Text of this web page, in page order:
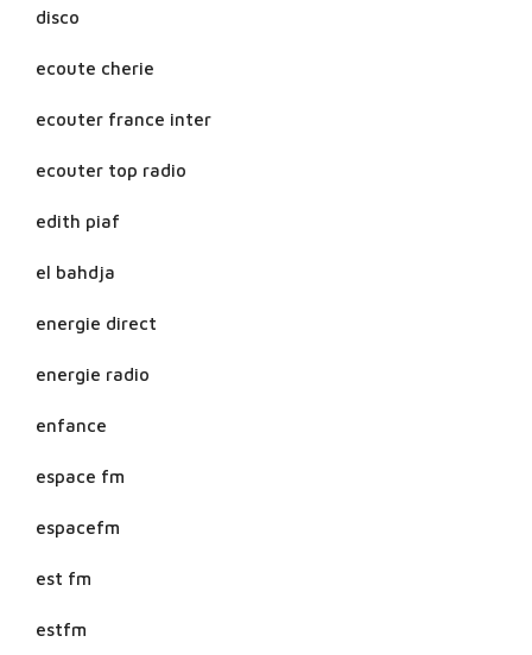
disco
ecoute cherie
ecouter france inter
ecouter top radio
edith piaf
el bahdja
energie direct
energie radio
enfance
espace fm
espacefm
est fm
estfm